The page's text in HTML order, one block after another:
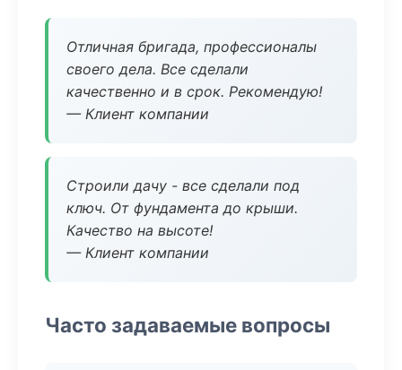
Отличная бригада, профессионалы
своего дела. Все сделали
качественно и в срок. Рекомендую!
— Клиент компании
Строили дачу - все сделали под
ключ. От фундамента до крыши.
Качество на высоте!
— Клиент компании
Часто задаваемые вопросы